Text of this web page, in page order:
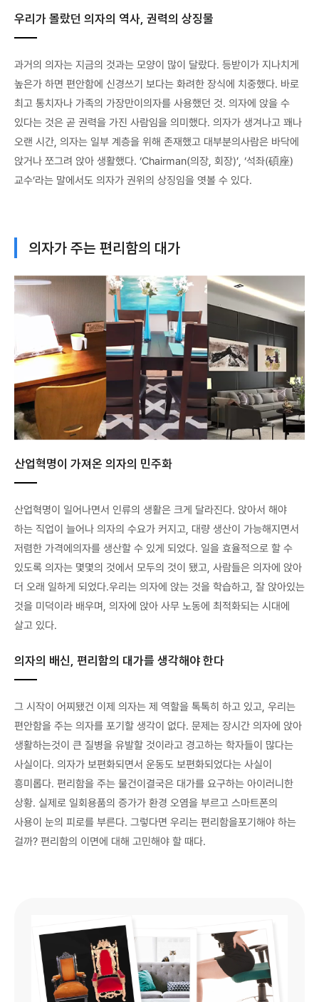
우리가 몰랐던 의자의 역사, 권력의 상징물
과거의 의자는 지금의 것과는 모양이 많이 달랐다. 등받이가 지나치게
높은가 하면 편안함에 신경쓰기 보다는 화려한 장식에 치중했다. 바로
최고 통치자나 가족의 가장만이의자를 사용했던 것. 의자에 앉을 수
있다는 것은 곧 권력을 가진 사람임을 의미했다. 의자가 생겨나고 꽤나
오랜 시간, 의자는 일부 계층을 위해 존재했고 대부분의사람은 바닥에
앉거나 쪼그려 앉아 생활했다. ‘Chairman(의장, 회장)’, ‘석좌(碩座)
교수’라는 말에서도 의자가 권위의 상징임을 엿볼 수 있다.
의자가 주는 편리함의 대가
산업혁명이 가져온 의자의 민주화
산업혁명이 일어나면서 인류의 생활은 크게 달라진다. 앉아서 해야
하는 직업이 늘어나 의자의 수요가 커지고, 대량 생산이 가능해지면서
저렴한 가격에의자를 생산할 수 있게 되었다. 일을 효율적으로 할 수
있도록 의자는 몇몇의 것에서 모두의 것이 됐고, 사람들은 의자에 앉아
더 오래 일하게 되었다.우리는 의자에 앉는 것을 학습하고, 잘 앉아있는
것을 미덕이라 배우며, 의자에 앉아 사무 노동에 최적화되는 시대에
살고 있다.
의자의 배신, 편리함의 대가를 생각해야 한다
그 시작이 어찌됐건 이제 의자는 제 역할을 톡톡히 하고 있고, 우리는
편안함을 주는 의자를 포기할 생각이 없다. 문제는 장시간 의자에 앉아
생활하는것이 큰 질병을 유발할 것이라고 경고하는 학자들이 많다는
사실이다. 의자가 보편화되면서 운동도 보편화되었다는 사실이
흥미롭다. 편리함을 주는 물건이결국은 대가를 요구하는 아이러니한
상황. 실제로 일회용품의 증가가 환경 오염을 부르고 스마트폰의
사용이 눈의 피로를 부른다. 그렇다면 우리는 편리함을포기해야 하는
걸까? 편리함의 이면에 대해 고민해야 할 때다.